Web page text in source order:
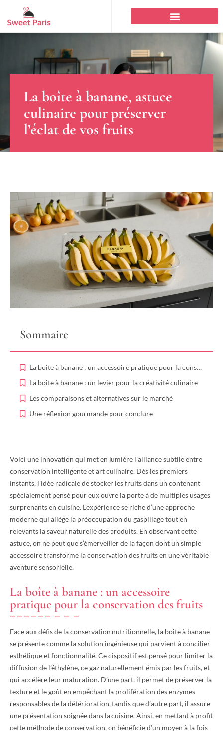
La boîte à banane, astuce
culinaire pour préserver
l’éclat de vos fruits
Sommaire
La boîte à banane : un accessoire pratique pour la conservation des fruits
La boîte à banane : un levier pour la créativité culinaire
Les comparaisons et alternatives sur le marché
Une réflexion gourmande pour conclure
Voici une innovation qui met en lumière l’alliance subtile entre
conservation intelligente et art culinaire. Dès les premiers
instants, l’idée radicale de stocker les fruits dans un contenant
spécialement pensé pour eux ouvre la porte à de multiples usages
surprenants en cuisine. L’expérience se riche d’une approche
moderne qui allège la préoccupation du gaspillage tout en
relevants la saveur naturelle des produits. En observant cette
astuce, on ne peut que s’émerveiller de la façon dont un simple
accessoire transforme la conservation des fruits en une véritable
aventure sensorielle.
La boîte à banane : un accessoire
pratique pour la conservation des fruits
Face aux défis de la conservation nutritionnelle, la boîte à banane
se présente comme la solution ingénieuse qui parvient à concilier
esthétique et fonctionnalité. Ce dispositif est pensé pour limiter la
diffusion de l’éthylène, ce gaz naturellement émis par les fruits, et
qui accélère leur maturation. D’une part, il permet de préserver la
texture et le goût en empêchant la prolifération des enzymes
responsables de la détérioration, tandis que d’autre part, il assure
une présentation soignée dans la cuisine. Ainsi, en mettant à profit
cette méthode de conservation, on bénéficie d’un moyen à la fois